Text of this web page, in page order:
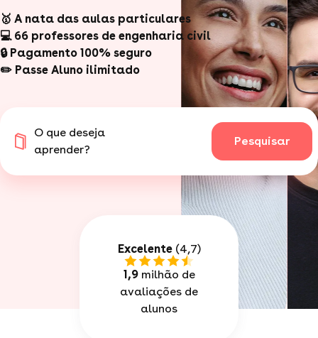
🥇 A nata das aulas particulares
💻 66 professores de engenharia civil
🔒 Pagamento 100% seguro
✏️ Passe Aluno ilimitado
O que deseja
aprender?
Pesquisar
Excelente(4,7)
1,9milhão de
avaliações de
alunos